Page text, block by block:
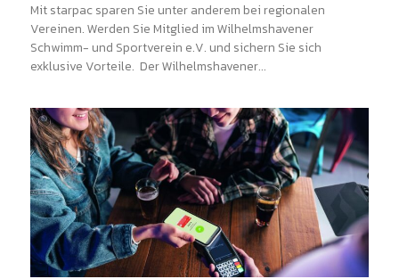
Mit starpac sparen Sie unter anderem bei regionalen
Vereinen. Werden Sie Mitglied im Wilhelmshavener
Schwimm- und Sportverein e.V. und sichern Sie sich
exklusive Vorteile. Der Wilhelmshavener...